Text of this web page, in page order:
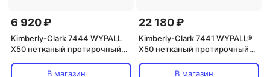
6 920 ₽
Kimberly-Clark 7444 WYPALL
X50 нетканый протирочный
пачке 50шт)В магазин
22 180 ₽
Kimberly-Clark 7441 WYPALL®
X50 нетканый протирочный
пачке 50шт)В магазин